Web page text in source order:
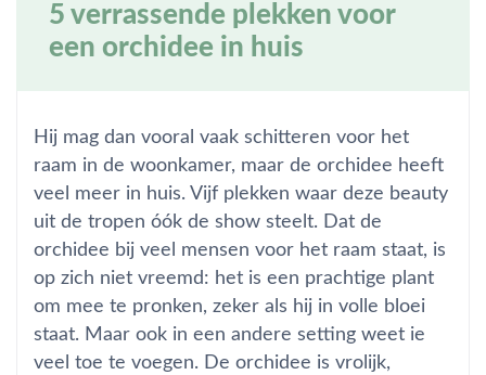
5 verrassende plekken voor
een orchidee in huis
Hij mag dan vooral vaak schitteren voor het
raam in de woonkamer, maar de orchidee heeft
veel meer in huis. Vijf plekken waar deze beauty
uit de tropen óók de show steelt. Dat de
orchidee bij veel mensen voor het raam staat, is
op zich niet vreemd: het is een prachtige plant
om mee te pronken, zeker als hij in volle bloei
staat. Maar ook in een andere setting weet ie
veel toe te voegen. De orchidee is vrolijk,